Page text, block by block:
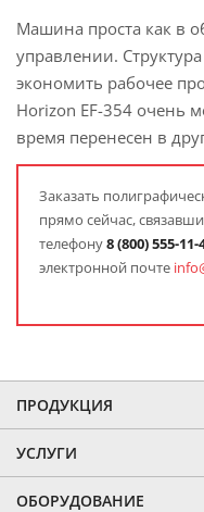
Машина проста как в
управлении.
экономить рабочее
Horizon EF-354 очень
время перенесен в
Заказать
прямо сейчас,
телефону8(800) 555-11-
электронной почте
ПРОДУКЦИЯ
УСЛУГИ
ОБОРУДОВАНИЕ